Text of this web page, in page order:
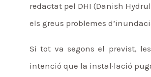
redactat pel DHI (Danish
els greus problemes
Si tot va segons el previst,
intenció que la instal·lació